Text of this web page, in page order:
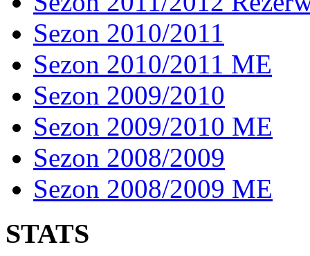
Sezon 2010/2011
Sezon 2010/2011 ME
Sezon 2009/2010
Sezon 2009/2010 ME
Sezon 2008/2009
Sezon 2008/2009 ME
STATS